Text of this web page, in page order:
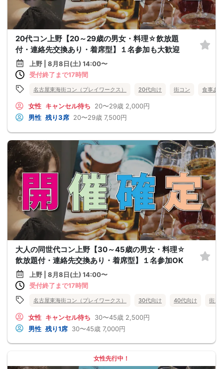
20代コン上野【20～29歳の男女・料理☆飲放題
付・連絡先交換あり・着席型】１名参加も大歓迎
上野 | 8月8日(土) 14:00〜
受付終了まで17時間
名古屋東海街コン（プレイワークス） 20代向け 街コン 食事あ
女性 キャンセル待ち 20〜29歳 2,000円
男性 残り3席 20〜29歳 7,500円
大人の同世代コン上野【30～45歳の男女・料理☆
飲放題付・連絡先交換あり・着席型】１名参加OK
上野 | 8月8日(土) 14:00〜
受付終了まで17時間
名古屋東海街コン（プレイワークス） 30代向け 40代向け 街コ
女性 キャンセル待ち 30〜45歳 2,500円
男性 残り1席 30〜45歳 7,000円
女性先行中！